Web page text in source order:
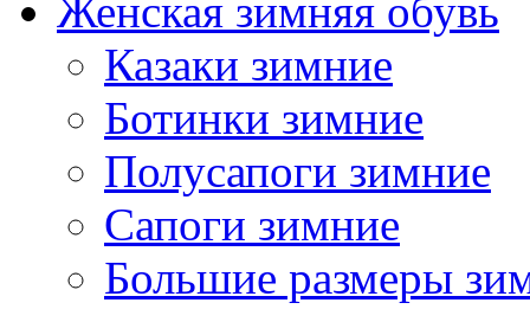
Женская зимняя обувь
Казаки зимние
Ботинки зимние
Полусапоги зимние
Сапоги зимние
Большие размеры